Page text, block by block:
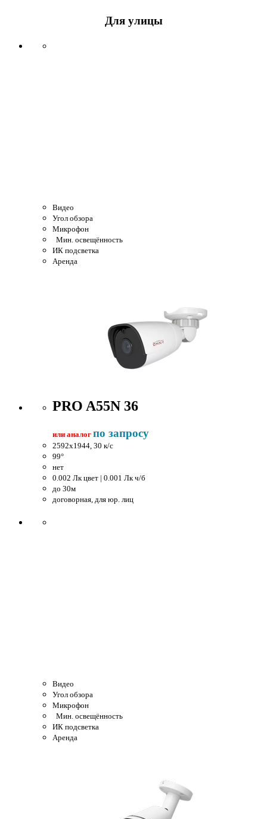
Для улицы
Видео
Угол обзора
Микрофон
Мин. освещённость
ИК подсветка
Аренда
PRO A55N 36
или аналог по запросу
2592x1944, 30 к/c
99°
нет
0.002 Лк цвет | 0.001 Лк ч/б
до 30м
договорная, для юр. лиц
Видео
Угол обзора
Микрофон
Мин. освещённость
ИК подсветка
Аренда